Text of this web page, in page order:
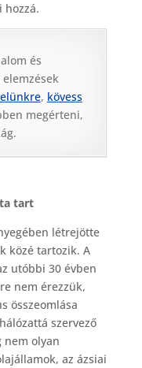
és
, kövess
megérteni,
tart
létrejötte
közé tartozik. A
utóbbi 30 évben
nem érezzük,
összeomlása
szervező
nem olyan
az ázsiai